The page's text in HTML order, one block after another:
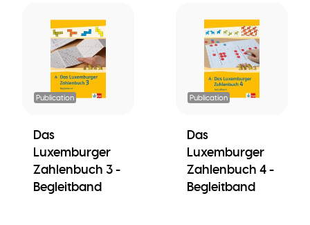
Publication
Das
Luxemburger
Zahlenbuch 3 -
Begleitband
Publication
Das
Luxemburger
Zahlenbuch 4 -
Begleitband